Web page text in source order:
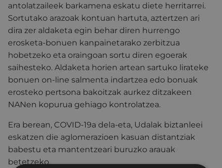
antolatzaileek barkamena eskatu diete herritarrei.
Sortutako arazoak kontuan hartuta, aztertzen ari
dira zer aldaketa egin behar diren hurrengo
erosketa-bonuen kanpainetarako zerbitzua
hobetzeko eta oraingoan sortu diren egoerak
saihesteko. Aldaketa horien artean sartuko lirateke
bonuen on-line salmenta indartzea edo bonuak
erosteko pertsona bakoitzak aurkez ditzakeen
NANen kopurua gehiago kontrolatzea.
Era berean, COVID-19a dela-eta, Udalak biztanleei
eskatzen die aglomerazioen kasuan distantziak
babestu eta mantentzeari buruzko arauak
betetzeko.